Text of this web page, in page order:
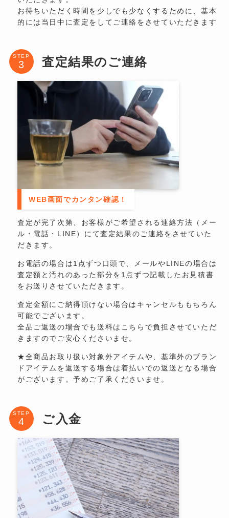
お待ちいただく時間を少しでも少なくするために、基本
的には当日中に査定をしてご連絡をさせていただきます
STEP 査定結果のご連絡
WEB画面でカンタン確認！
査定が完了次第、お客様がご希望される連絡方法（メー
ル・電話・LINE）にて査定結果のご連絡をさせていた
だきます。
お電話の場合は1点ずつ口頭で、メールやLINEの場合は
査定額と汚れのあった部分を1点ずつ記載したお見積書
をお送りさせていただきます。
査定金額にご納得頂けない場合はキャンセルももちろん
可能でございます。
全品ご返送の場合でも送料はこちらで負担させていただ
きますのでご安心くださいませ。
★全商品お取り扱い対象外アイテムや、基準外のブラン
ドアイテムを返送する場合は着払いでの返送となる場合
がございます。予めご了承くださいませ。
STEP ご入金